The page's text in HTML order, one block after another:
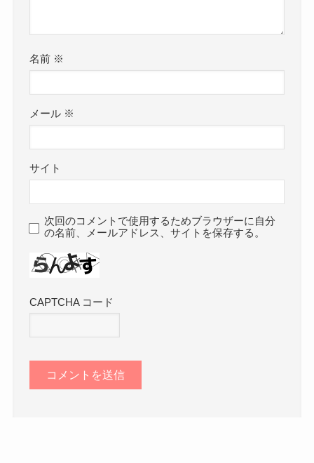
名前 ※
メール ※
サイト
次回のコメントで使用するためブラウザーに自分
の名前、メールアドレス、サイトを保存する。
CAPTCHA コード